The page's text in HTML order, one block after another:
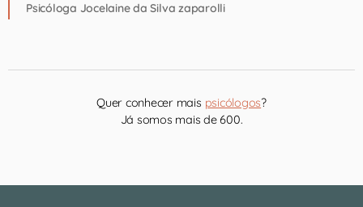
Psicóloga Jocelaine da Silva zaparolli
Quer conhecer mais psicólogos?
Já somos mais de 600.